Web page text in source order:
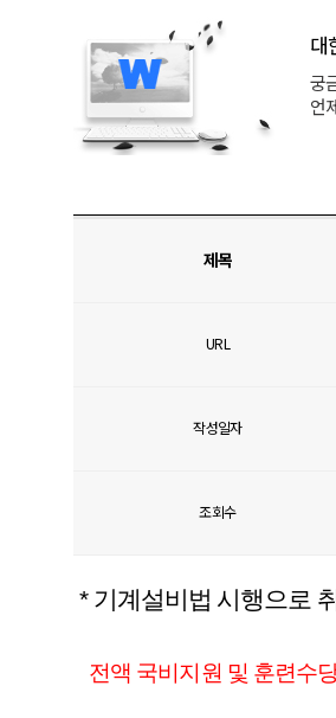
대
궁
언
제목
URL
작성일자
조회수
* 기계설비법 시행으로
전액 국비지원 및 훈련수